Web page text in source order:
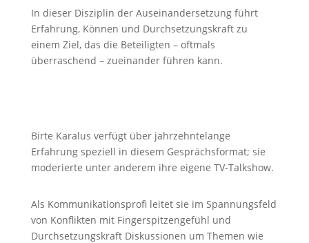
In dieser Disziplin der Auseinandersetzung führt
Erfahrung, Können und Durchsetzungskraft zu
einem Ziel, das die Beteiligten – oftmals
überraschend – zueinander führen kann.
Birte Karalus verfügt über jahrzehntelange
Erfahrung speziell in diesem Gesprächsformat; sie
moderierte unter anderem ihre eigene TV-Talkshow.
Als Kommunikationsprofi leitet sie im Spannungsfeld
von Konflikten mit Fingerspitzengefühl und
Durchsetzungskraft Diskussionen um Themen wie